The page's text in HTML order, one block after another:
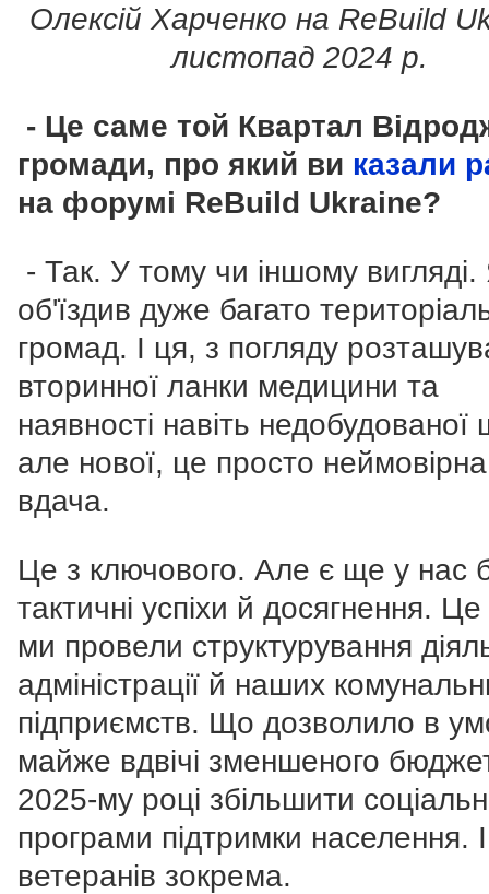
Олексій Харченко на ReBuild
листопад 2024 р.
- Це саме той Квартал
громади, про який ви казали
на форумі ReBuild Ukraine?
- Так. У тому чи іншому
об'їздив дуже багато
громад. І ця, з погляду
вторинної ланки медицини та
наявності навіть недобудованої
але нової, це просто неймовірна
вдача.
Це з ключового. Але є ще у нас
тактичні успіхи й досягнення.
ми провели структурування
адміністрації й наших
підприємств. Що дозволило в
майже вдвічі зменшеного
2025-му році збільшити
програми підтримки населення. І
ветеранів зокрема.